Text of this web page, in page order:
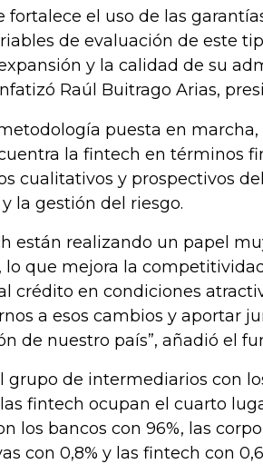
fortalece el uso de las
de evaluación de este
y la calidad de su
Raúl Buitrago Arias,
puesta en
la fintech en términos
cualitativos y prospectivos
la gestión del riesgo.
están realizando un papel
lo que mejora la
crédito en condiciones
a esos cambios y aportar
de nuestro país”, añadió el
grupo de intermediarios con
fintech ocupan el cuarto
los bancos con 96%, las
con 0,8% y las fintech con